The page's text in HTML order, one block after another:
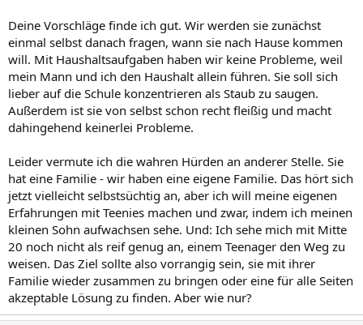
Deine Vorschläge finde ich gut. Wir werden sie zunächst
einmal selbst danach fragen, wann sie nach Hause kommen
will. Mit Haushaltsaufgaben haben wir keine Probleme, weil
mein Mann und ich den Haushalt allein führen. Sie soll sich
lieber auf die Schule konzentrieren als Staub zu saugen.
Außerdem ist sie von selbst schon recht fleißig und macht
dahingehend keinerlei Probleme.
Leider vermute ich die wahren Hürden an anderer Stelle. Sie
hat eine Familie - wir haben eine eigene Familie. Das hört sich
jetzt vielleicht selbstsüchtig an, aber ich will meine eigenen
Erfahrungen mit Teenies machen und zwar, indem ich meinen
kleinen Sohn aufwachsen sehe. Und: Ich sehe mich mit Mitte
20 noch nicht als reif genug an, einem Teenager den Weg zu
weisen. Das Ziel sollte also vorrangig sein, sie mit ihrer
Familie wieder zusammen zu bringen oder eine für alle Seiten
akzeptable Lösung zu finden. Aber wie nur?